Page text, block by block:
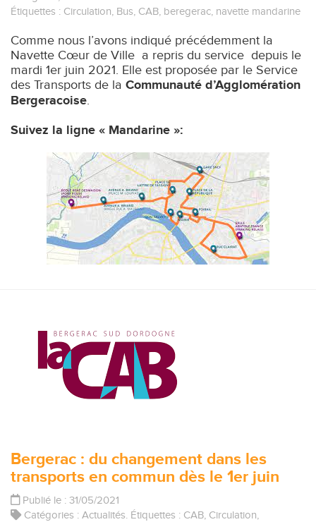
Étiquettes : Circulation, Bus, CAB, beregerac, navette mandarine
Comme nous l’avons indiqué précédemment la
Navette Cœur de Ville a repris du service depuis le
mardi 1er juin 2021. Elle est proposée par le Service
des Transports de la Communauté d’Agglomération
Bergeracoise.
Suivez la ligne « Mandarine »:
Bergerac : du changement dans les
transports en commun dès le 1er juin
Publié le : 31/05/2021
Catégories : Actualités. Étiquettes : CAB, Circulation,